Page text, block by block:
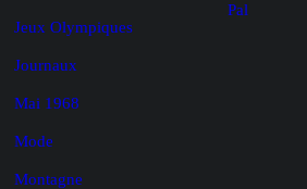
Jeux Olympiques
Journaux
Mai 1968
Mode
Montagne
Pal